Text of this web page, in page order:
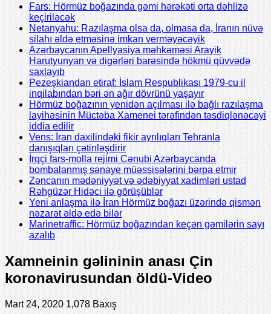
Fars: Hörmüz boğazında gəmi hərəkəti orta dəhlizə
keçiriləcək
Netanyahu: Razılaşma olsa da, olmasa da, İranın nüvə
silahı əldə etməsinə imkan verməyəcəyik
Azərbaycanın Apellyasiya məhkəməsi Arayik
Harutyunyan və digərləri barəsində hökmü qüvvədə
saxlayıb
Pezeşkiandan etiraf: İslam Respublikası 1979-cu il
inqilabından bəri ən ağır dövrünü yaşayır
Hörmüz boğazının yenidən açılması ilə bağlı razılaşma
layihəsinin Müctəba Xamenei tərəfindən təsdiqlənəcəyi
iddia edilir
Vens: İran daxilindəki fikir ayrılıqları Tehranla
danışıqları çətinləşdirir
İrqçi fars-molla rejimi Cənubi Azərbaycanda
bombalanmış sənaye müəssisələrini bərpa etmir
Zəncanın mədəniyyət və ədəbiyyat xadimləri ustad
Rəhgüzər Hidəci ilə görüşüblər
Yeni anlaşma ilə İran Hörmüz boğazı üzərində qismən
nəzarət əldə edə bilər
Marinetraffic: Hörmüz boğazından keçən gəmilərin sayı
azalıb
Xamneinin gəlininin anası Çin
koronavirusundan öldü-Video
Mart 24, 2020 1,078 Baxış